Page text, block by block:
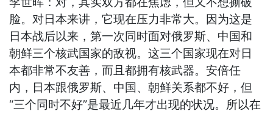
脸。对日本来讲，它现在压力非常大。因为这是
日本战后以来，第一次同时面对俄罗斯、中国和
朝鲜三个核武国家的敌视。这三个国家现在对日
本都非常不友善，而且都拥有核武器。安倍任
内，日本跟俄罗斯、中国、朝鲜关系都不好，但
“三个同时不好”是最近几年才出现的状况。所以在